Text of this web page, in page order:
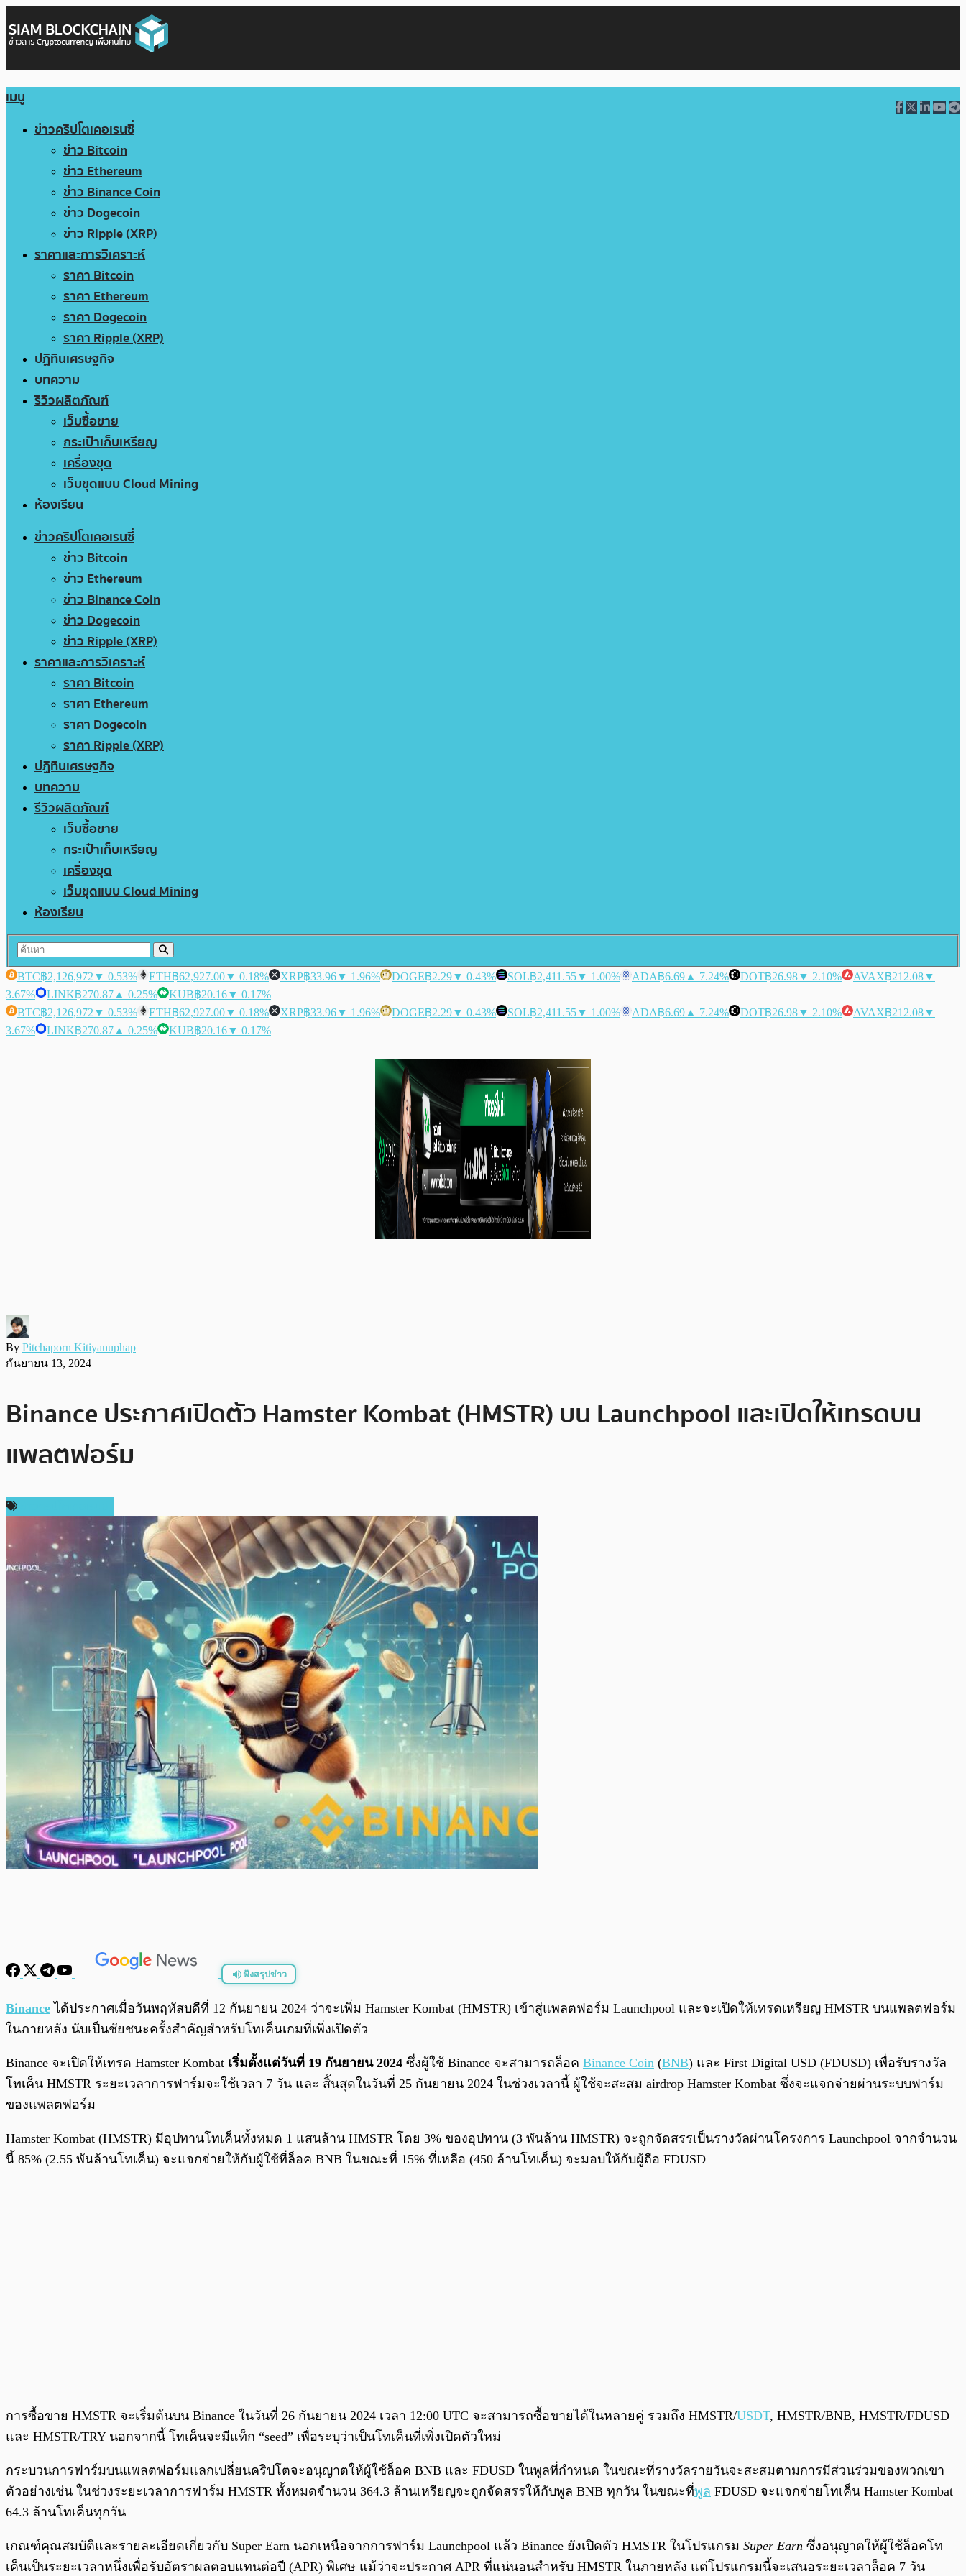
เมนู
ข่าวคริปโตเคอเรนซี่
ข่าว Bitcoin
ข่าว Ethereum
ข่าว Binance Coin
ข่าว Dogecoin
ข่าว Ripple (XRP)
ราคาและการวิเคราะห์
ราคา Bitcoin
ราคา Ethereum
ราคา Dogecoin
ราคา Ripple (XRP)
ปฏิทินเศรษฐกิจ
บทความ
รีวิวผลิตภัณฑ์
เว็บซื้อขาย
กระเป๋าเก็บเหรียญ
เครื่องขุด
เว็บขุดแบบ Cloud Mining
ห้องเรียน
ข่าวคริปโตเคอเรนซี่
ข่าว Bitcoin
ข่าว Ethereum
ข่าว Binance Coin
ข่าว Dogecoin
ข่าว Ripple (XRP)
ราคาและการวิเคราะห์
ราคา Bitcoin
ราคา Ethereum
ราคา Dogecoin
ราคา Ripple (XRP)
ปฏิทินเศรษฐกิจ
บทความ
รีวิวผลิตภัณฑ์
เว็บซื้อขาย
กระเป๋าเก็บเหรียญ
เครื่องขุด
เว็บขุดแบบ Cloud Mining
ห้องเรียน
BTC฿2,126,972 ▼ 0.53% ETH฿62,927.00▼ 0.18% XRP฿33.96▼ 1.96% DOGE฿2.29▼ 0.43% SOL฿2,411.55▼ 1.00% ADA฿6.69 ▲ 7.24% DOT฿26.98▼ 2.10% AVAX฿212.08▼
3.67%
LINK฿270.87 ▲ 0.25% KUB฿20.16▼ 0.17%
BTC฿2,126,972 ▼ 0.53% ETH฿62,927.00▼ 0.18% XRP฿33.96▼ 1.96% DOGE฿2.29▼ 0.43% SOL฿2,411.55▼ 1.00% ADA฿6.69 ▲ 7.24% DOT฿26.98▼ 2.10% AVAX฿212.08▼
3.67%
LINK฿270.87 ▲ 0.25% KUB฿20.16▼ 0.17%
By Pitchaporn Kitiyanuphap
กันยายน 13, 2024
Binance ประกาศเปิดตัว Hamster Kombat (HMSTR) บน Launchpool และเปิดให้เทรดบน
แพลตฟอร์ม
ฟังสรุปข่าว
พร้อมเล่น 0:00
Binance ได้ประกาศเมื่อวันพฤหัสบดีที่ 12 กันยายน 2024 ว่าจะเพิ่ม Hamster Kombat (HMSTR) เข้าสู่แพลตฟอร์ม Launchpool และจะเปิดให้เทรดเหรียญ HMSTR บนแพลตฟอร์ม
ในภายหลัง นับเป็นชัยชนะครั้งสำคัญสำหรับโทเค็นเกมที่เพิ่งเปิดตัว
Binance จะเปิดให้เทรด Hamster Kombat เริ่มตั้งแต่วันที่ 19 กันยายน 2024 ซึ่งผู้ใช้ Binance จะสามารถล็อค Binance Coin (BNB) และ First Digital USD (FDUSD) เพื่อรับรางวัล
โทเค็น HMSTR ระยะเวลาการฟาร์มจะใช้เวลา 7 วัน และ สิ้นสุดในวันที่ 25 กันยายน 2024 ในช่วงเวลานี้ ผู้ใช้จะสะสม airdrop Hamster Kombat ซึ่งจะแจกจ่ายผ่านระบบฟาร์ม
ของแพลตฟอร์ม
Hamster Kombat (HMSTR) มีอุปทานโทเค็นทั้งหมด 1 แสนล้าน HMSTR โดย 3% ของอุปทาน (3 พันล้าน HMSTR) จะถูกจัดสรรเป็นรางวัลผ่านโครงการ Launchpool จากจำนวน
นี้ 85% (2.55 พันล้านโทเค็น) จะแจกจ่ายให้กับผู้ใช้ที่ล็อค BNB ในขณะที่ 15% ที่เหลือ (450 ล้านโทเค็น) จะมอบให้กับผู้ถือ FDUSD
การซื้อขาย HMSTR จะเริ่มต้นบน Binance ในวันที่ 26 กันยายน 2024 เวลา 12:00 UTC จะสามารถซื้อขายได้ในหลายคู่ รวมถึง HMSTR/USDT, HMSTR/BNB, HMSTR/FDUSD
และ HMSTR/TRY นอกจากนี้ โทเค็นจะมีแท็ก “seed” เพื่อระบุว่าเป็นโทเค็นที่เพิ่งเปิดตัวใหม่
กระบวนการฟาร์มบนแพลตฟอร์มแลกเปลี่ยนคริปโตจะอนุญาตให้ผู้ใช้ล็อค BNB และ FDUSD ในพูลที่กำหนด ในขณะที่รางวัลรายวันจะสะสมตามการมีส่วนร่วมของพวกเขา
ตัวอย่างเช่น ในช่วงระยะเวลาการฟาร์ม HMSTR ทั้งหมดจำนวน 364.3 ล้านเหรียญจะถูกจัดสรรให้กับพูล BNB ทุกวัน ในขณะที่พูล FDUSD จะแจกจ่ายโทเค็น Hamster Kombat
64.3 ล้านโทเค็นทุกวัน
เกณฑ์คุณสมบัติและรายละเอียดเกี่ยวกับ Super Earn นอกเหนือจากการฟาร์ม Launchpool แล้ว Binance ยังเปิดตัว HMSTR ในโปรแกรม Super Earn ซึ่งอนุญาตให้ผู้ใช้ล็อคโท
เค็นเป็นระยะเวลาหนึ่งเพื่อรับอัตราผลตอบแทนต่อปี (APR) พิเศษ แม้ว่าจะประกาศ APR ที่แน่นอนสำหรับ HMSTR ในภายหลัง แต่โปรแกรมนี้จะเสนอระยะเวลาล็อค 7 วัน